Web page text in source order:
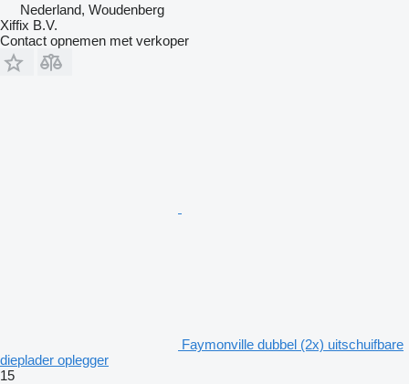
Nederland, Woudenberg
Xiffix B.V.
Contact opnemen met verkoper
Faymonville dubbel (2x) uitschuifbare
dieplader oplegger
15